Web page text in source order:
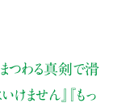
まつわる真剣で滑
けません』『もっ